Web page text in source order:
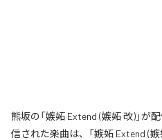
熊坂の「嫉妬 Extend (嫉妬 改)」が
信された楽曲は、「嫉妬 Extend (